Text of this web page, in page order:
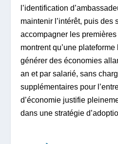
l’identification
maintenir l’intérêt, puis des
accompagner les
montrent qu’une
générer des économies
an et par salarié, sans
supplémentaires pour
d’économie justifie
dans une stratégie